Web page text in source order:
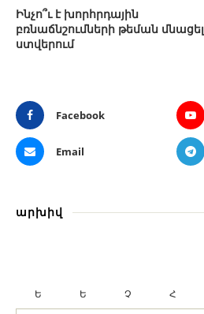
Ինչո՞ւ է խորհրդային
բռնաճնշումների թեման մնացել
ստվերում
Facebook
Email
արխիվ
Ե Ե Չ Հ